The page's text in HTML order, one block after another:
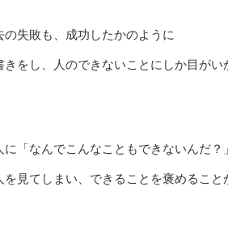
の失敗も、成功したかのように
きをし、人のできないことにしか目が
に「なんでこんなこともできないんだ？
を見てしまい、できることを褒めるこ